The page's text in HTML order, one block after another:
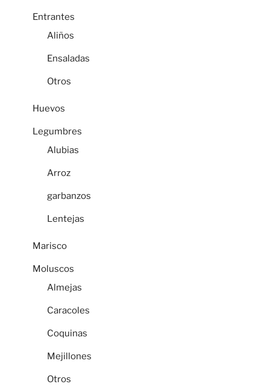
Entrantes
Aliños
Ensaladas
Otros
Huevos
Legumbres
Alubias
Arroz
garbanzos
Lentejas
Marisco
Moluscos
Almejas
Caracoles
Coquinas
Mejillones
Otros